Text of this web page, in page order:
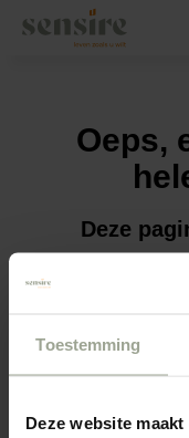
Toestemming
Deze website
Sensire logo
Oeps,
Deze
We willen jouw
Ga naar de